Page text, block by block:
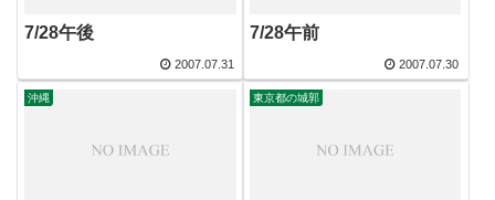
7/28午後
2007.07.31
7/28午前
2007.07.30
沖縄 東京都の城郭